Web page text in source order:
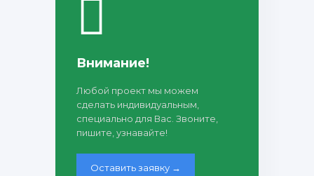
Внимание!
Любой проект мы можем
сделать индивидуальным,
специально для Вас. Звоните,
пишите, узнавайте!
Оставить заявку →